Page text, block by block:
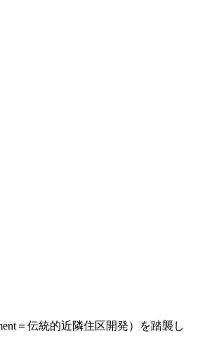
＝伝統的近隣住区開発）を踏襲し